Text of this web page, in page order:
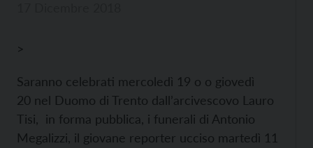
>
Saranno celebrati mercoledì 19 o o giovedì
20 nel Duomo di Trento dall’arcivescovo Lauro
Tisi, in forma pubblica, i funerali di Antonio
Megalizzi, il giovane reporter ucciso martedì 11